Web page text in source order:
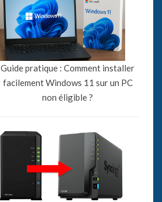
Guide pratique : Comment installer
facilement Windows 11 sur un PC
non éligible ?